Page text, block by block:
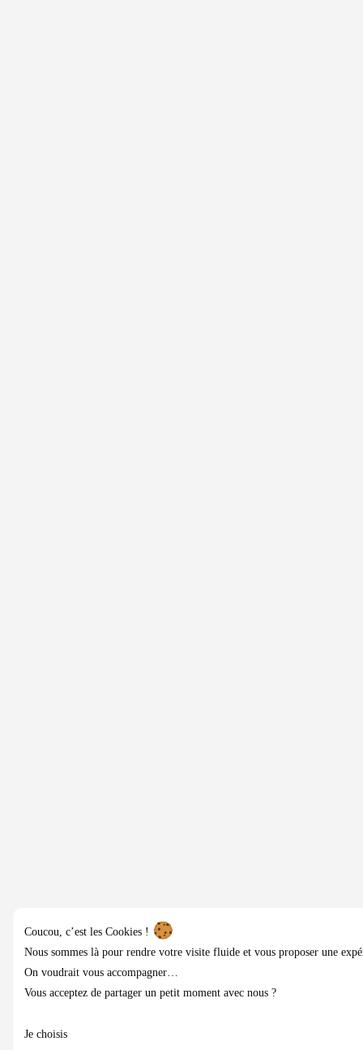
Coucou, c’est les Cookies !
Nous sommes là pour rendre votre visite fluide et vous proposer une
On voudrait vous accompagner…
Vous acceptez de partager un petit moment avec nous ?
Je choisis